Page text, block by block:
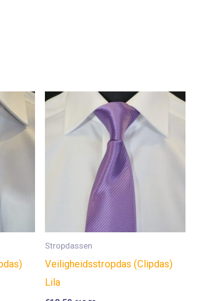
Stropdassen
Veiligheidsstropdas (Clipdas)
Lila